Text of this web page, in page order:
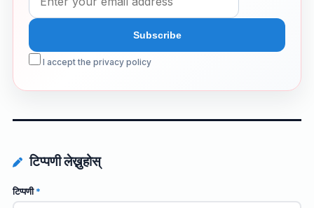
I accept the privacy policy
टिप्पणी लेख्नुहोस्
टिप्पणी*